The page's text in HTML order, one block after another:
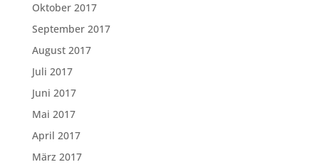
Oktober 2017
September 2017
August 2017
Juli 2017
Juni 2017
Mai 2017
April 2017
März 2017